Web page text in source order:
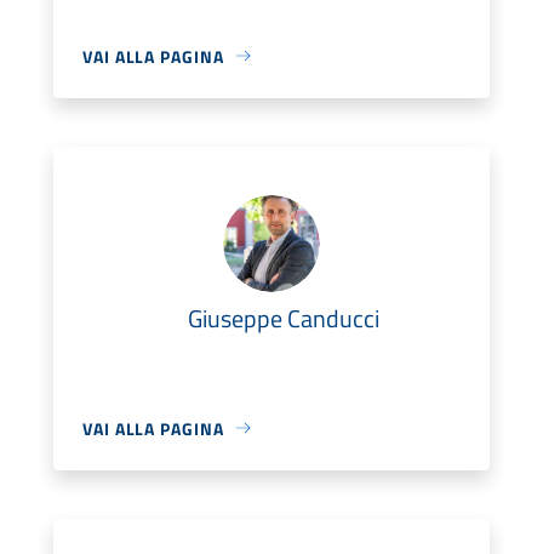
VAI ALLA PAGINA
Giuseppe Canducci
VAI ALLA PAGINA